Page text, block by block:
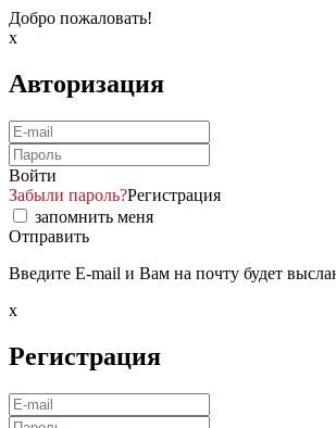
Добро пожаловать!
x
Авторизация
Войти
Забыли пароль?Регистрация
запомнить меня
Отправить
Введите E-mail и Вам на почту будет
x
Регистрация